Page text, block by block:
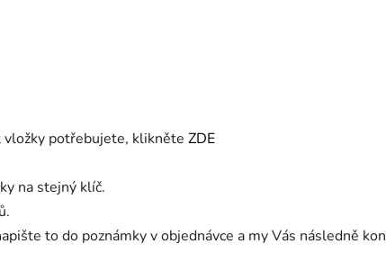
potřebujete, klikněte ZDE
na stejný klíč.
to do poznámky v objednávce a my Vás následně